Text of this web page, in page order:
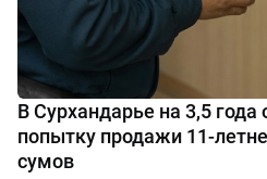
В Сурхандарье на 3,5
попытку продажи 11-
сумов